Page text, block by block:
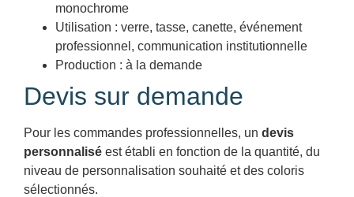
monochrome
Utilisation : verre, tasse, canette, événement
professionnel, communication institutionnelle
Production : à la demande
Devis sur demande
Pour les commandes professionnelles, un devis
personnalisé est établi en fonction de la quantité, du
niveau de personnalisation souhaité et des coloris
sélectionnés.